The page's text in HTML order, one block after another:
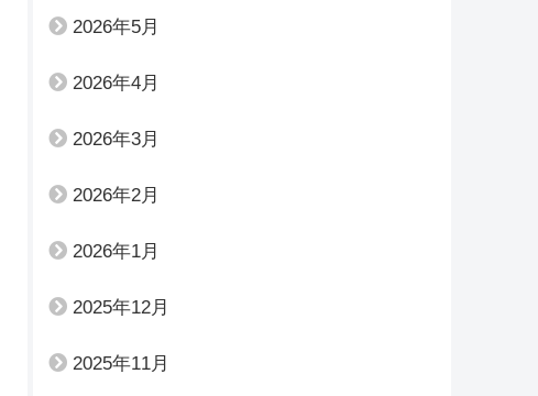
2026年5月
2026年4月
2026年3月
2026年2月
2026年1月
2025年12月
2025年11月